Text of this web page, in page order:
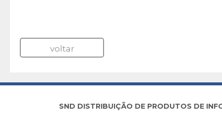
voltar
SND DISTRIBUIÇÃO DE PRODUTOS DE